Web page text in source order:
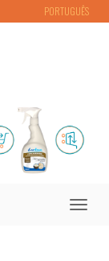
PORTUGUÊS
Toggle